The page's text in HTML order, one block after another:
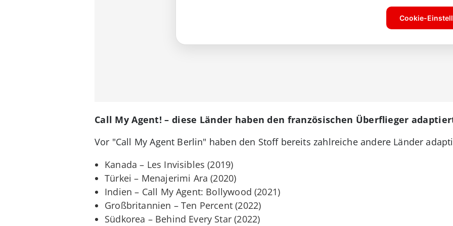
Call My Agent! – diese Länder haben den französischen Überflieger
Vor "Call My Agent Berlin" haben den Stoff bereits zahlreiche andere Länder
Kanada – Les Invisibles (2019)
Türkei – Menajerimi Ara (2020)
Indien – Call My Agent: Bollywood (2021)
Großbritannien – Ten Percent (2022)
Südkorea – Behind Every Star (2022)